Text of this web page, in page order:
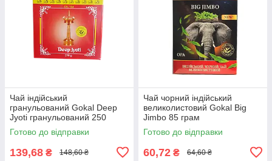
Чай індійський
гранульований Gokal Deep
Jyoti гранульований 250
грамів
Готово до відправки
139,68 ₴ 148,60 ₴
Чай чорний індійський
великолистовий Gokal Big
Jimbo 85 грам
Готово до відправки
60,72 ₴ 64,60 ₴